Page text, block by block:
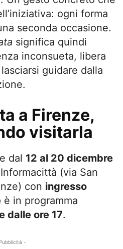
ogni forma
seconda occasione.
significa quindi
inconsueta, libera
guidare dalla
a Firenze,
visitarla
dal 12 al 20 dicembre
(via San
con ingresso
è in programma
dalle ore 17.
-